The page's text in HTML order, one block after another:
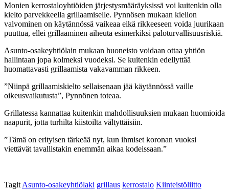
Monien kerrostaloyhtiöiden järjestysmääräyksissä voi kuitenkin olla
kielto parvekkeella grillaamiselle. Pynnösen mukaan kiellon
valvominen on käytännössä vaikeaa eikä rikkeeseen voida juurikaan
puuttua, ellei grillaaminen aiheuta esimerkiksi paloturvallisuusriskiä.
Asunto-osakeyhtiölain mukaan huoneisto voidaan ottaa yhtiön
hallintaan jopa kolmeksi vuodeksi. Se kuitenkin edellyttää
huomattavasti grillaamista vakavamman rikkeen.
”Niinpä grillaamiskielto sellaisenaan jää käytännössä vaille
oikeusvaikutusta”, Pynnönen toteaa.
Grillatessa kannattaa kuitenkin mahdollisuuksien mukaan huomioida
naapurit, jotta turhilta kiistoilta vältyttäisiin.
”Tämä on erityisen tärkeää nyt, kun ihmiset koronan vuoksi
viettävät tavallistakin enemmän aikaa kodeissaan.”
Tagit Asunto-osakeyhtiölaki grillaus kerrostalo Kiinteistöliitto